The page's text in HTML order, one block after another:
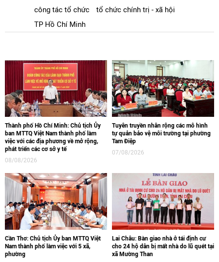
công tác tổ chức
tổ chức chính trị - xã hội
TP Hồ Chí Minh
Thành phố Hồ Chí Minh: Chủ tịch Ủy
ban MTTQ Việt Nam thành phố làm
việc với các địa phương về mở rộng,
phát triển các cơ sở y tế
08/08/2026
Tuyên truyền nhân rộng các mô hình
tự quản bảo vệ môi trường tại phường
Tam Điệp
07/08/2026
Cần Thơ: Chủ tịch Ủy ban MTTQ Việt
Nam thành phố làm việc với 5 xã,
phường
Lai Châu: Bàn giao nhà ở tái định cư
cho 24 hộ dân bị mất nhà do lũ quét tại
xã Mường Than